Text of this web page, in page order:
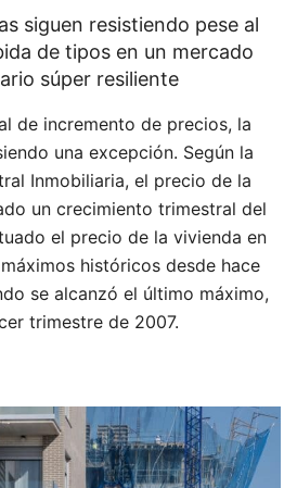
siguen resistiendo pese al
de tipos en un mercado
súper resiliente
de incremento de precios, la
una excepción. Según la
Inmobiliaria, el precio de la
un crecimiento trimestral del
el precio de la vivienda en
históricos desde hace
se alcanzó el último máximo,
trimestre de 2007.